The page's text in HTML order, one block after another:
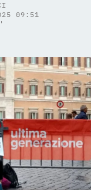
09:51